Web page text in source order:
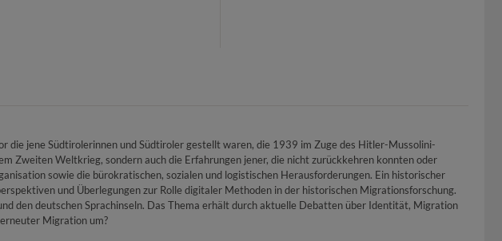
die jene Südtirolerinnen und Südtiroler gestellt waren, die 1939 im Zuge des Hitler-Mussolini-
Zweiten Weltkrieg, sondern auch die Erfahrungen jener, die nicht zurückkehren konnten oder
sowie die bürokratischen, sozialen und logistischen Herausforderungen. Ein historischer
und Überlegungen zur Rolle digitaler Methoden in der historischen Migrationsforschung.
den deutschen Sprachinseln. Das Thema erhält durch aktuelle Debatten über Identität, Migration
Migration um?